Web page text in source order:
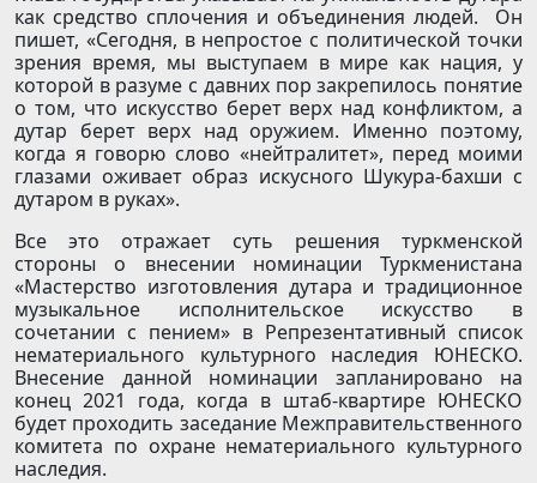
как средство сплочения и объединения людей. Он
пишет, «Сегодня, в непростое с политической точки
зрения время, мы выступаем в мире как нация, у
которой в разуме с давних пор закрепилось понятие
о том, что искусство берет верх над конфликтом, а
дутар берет верх над оружием. Именно поэтому,
когда я говорю слово «нейтралитет», перед моими
глазами оживает образ искусного Шукура-бахши с
дутаром в руках».
Все это отражает суть решения туркменской
стороны о внесении номинации Туркменистана
«Мастерство изготовления дутара и традиционное
музыкальное исполнительское искусство в
сочетании с пением» в Репрезентативный список
нематериального культурного наследия ЮНЕСКО.
Внесение данной номинации запланировано на
конец 2021 года, когда в штаб-квартире ЮНЕСКО
будет проходить заседание Межправительственного
комитета по охране нематериального культурного
наследия.